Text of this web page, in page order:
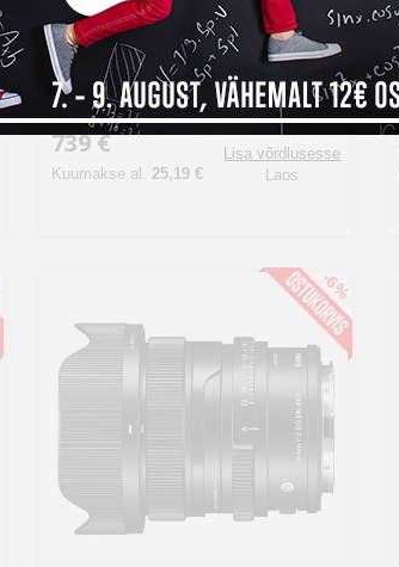
Sigma 50mm f/2 DG DN
Contemporary objektiiv L-
bajonett
739 €
Kuumakse al. 25,19 €
Lisa võrdlusesse
Laos
-6%